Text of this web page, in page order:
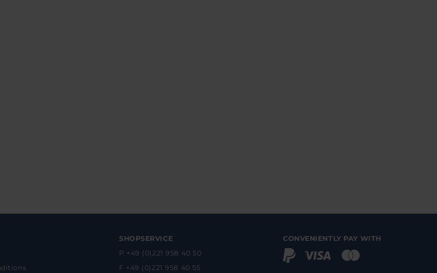
SHOPSERVICE
P +49 (0)221 958 40 50
F +49 (0)221 958 40 55
CONVENIENTLY PAY WITH